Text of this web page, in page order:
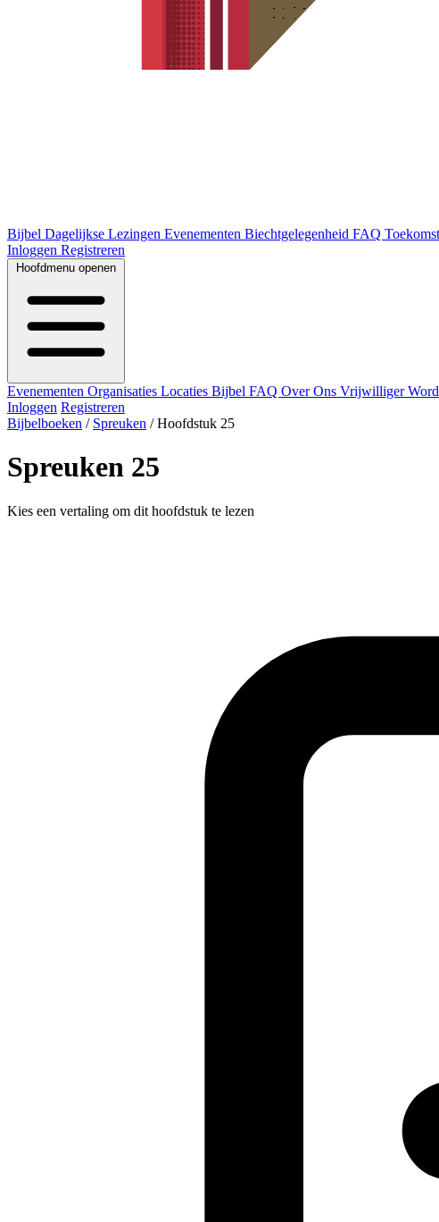
Bijbel Dagelijkse Lezingen Evenementen Biechtgelegenheid FAQ
Inloggen Registreren
Hoofdmenu openen
Evenementen Organisaties Locaties Bijbel FAQ Over Ons Vrijwilliger
Inloggen Registreren
Bijbelboeken / Spreuken / Hoofdstuk 25
Spreuken 25
Kies een vertaling om dit hoofdstuk te lezen